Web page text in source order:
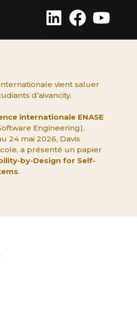
vient saluer
d’aivancity.
internationale ENASE
Engineering),
24 mai 2026, Davis
a présenté un papier
by-Design for Self-
.